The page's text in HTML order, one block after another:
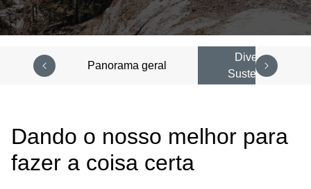
Panorama geral
Diversidade e
Sustentabilidade
Dando o nosso melhor para
fazer a coisa certa